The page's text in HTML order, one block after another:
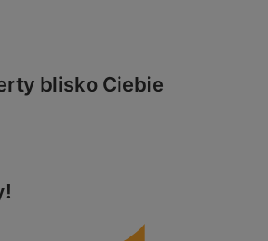
blisko Ciebie